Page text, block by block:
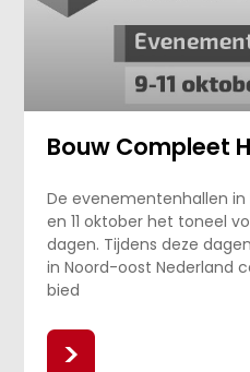
Bouw Compleet
De evenementenhallen in
en 11 oktober het toneel
dagen. Tijdens deze
in Noord-oost Nederland
bied
>